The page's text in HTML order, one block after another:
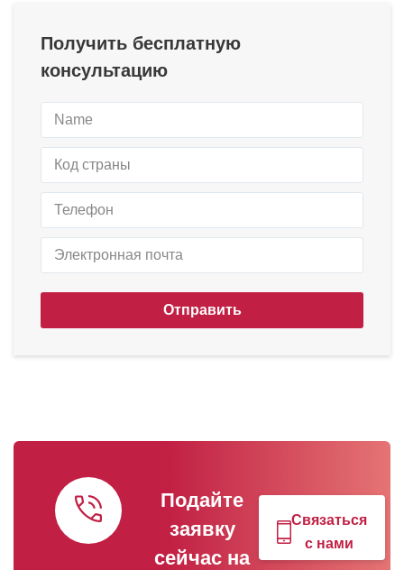
Получить бесплатную
консультацию
Отправить
Подайте
заявку
сейчас на
Связаться
с нами